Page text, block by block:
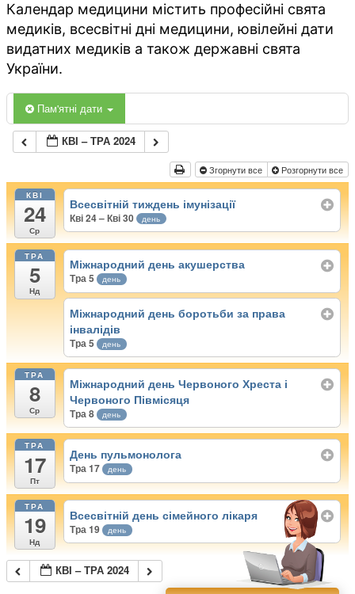
Календар медицини містить професійні свята
медиків, всесвітні дні медицини, ювілейні дати
видатних медиків а також державні свята
України.
Пам'ятні дати
КВІ – ТРА 2024
Згорнути все Розгорнути все
КВІ
24
Ср
Всесвітній тиждень імунізації
Кві 24 – Кві 30 день
ТРА
5
Нд
Міжнародний день акушерства
Тра 5 день
Міжнародний день боротьби за права
інвалідів
Тра 5 день
ТРА
8
Ср
Міжнародний день Червоного Хреста і
Червоного Півмісяця
Тра 8 день
ТРА
17
Пт
День пульмонолога
Тра 17 день
ТРА
19
Нд
Всесвітній день сімейного лікаря
Тра 19 день
КВІ – ТРА 2024